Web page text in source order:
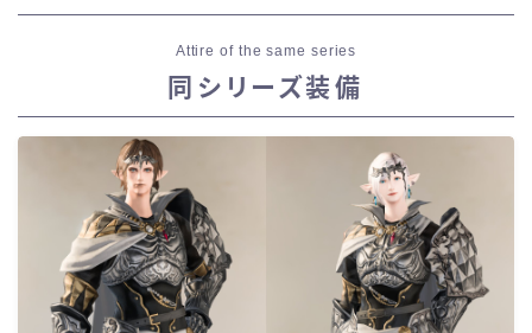
Attire of the same series
同シリーズ装備